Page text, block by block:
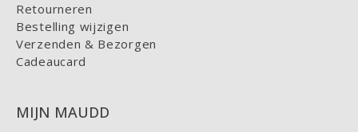
Retourneren
Bestelling wijzigen
Verzenden & Bezorgen
Cadeaucard
MIJN MAUDD